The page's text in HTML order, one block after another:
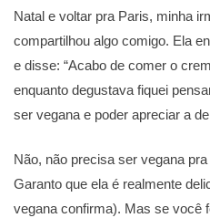
Natal e voltar pra Paris, minha
compartilhou algo comigo. Ela
e disse: “Acabo de comer o
enquanto degustava fiquei
ser vegana e poder apreciar a
Não, não precisa ser vegana
Garanto que ela é realmente
vegana confirma). Mas se você